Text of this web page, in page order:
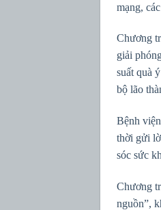
mạng,
Chương
giải
suất quà
bộ lão
Bệnh
thời gửi
sóc sức
Chương
nguồn”,